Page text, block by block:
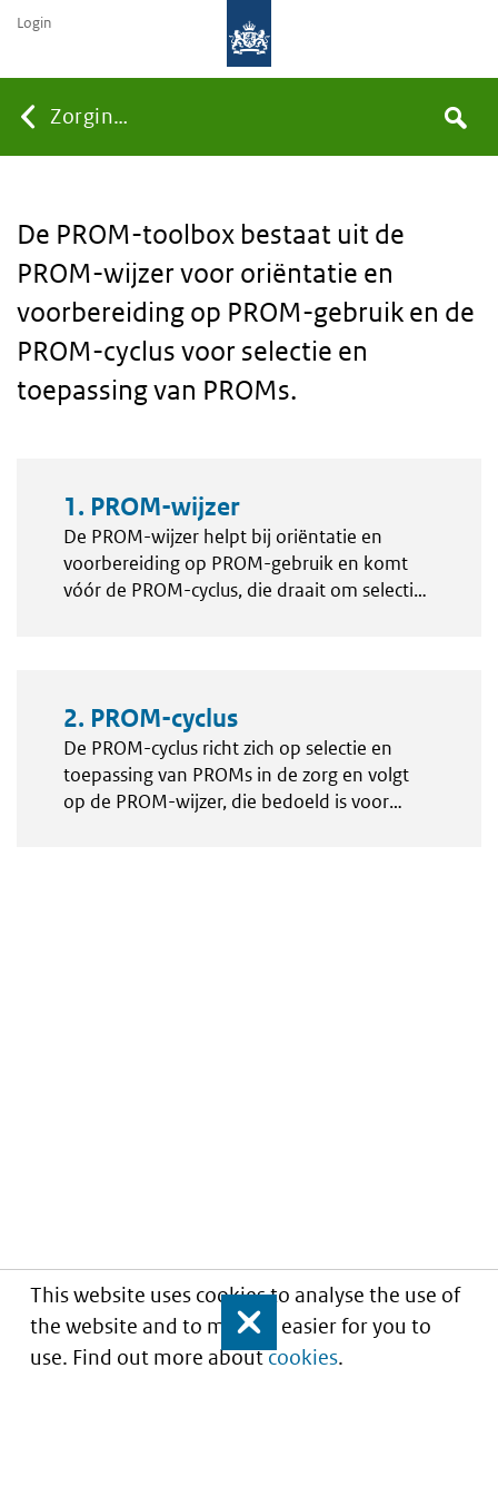
This website uses cookies to analyse the use of
the website and to make it easier for you to
use. Find out more aboutcookies.
Close
You
here:
Zorginzicht Search
Login
De PROM-toolbox bestaat uit de
PROM-wijzer voor oriëntatie en
voorbereiding op PROM-gebruik en de
PROM-cyclus voor selectie en
toepassing van PROMs.
Modules
1. PROM-wijzer
De PROM-wijzer helpt bij oriëntatie en
voorbereiding op PROM-gebruik en komt
vóór de PROM-cyclus, die draait om selectie
2. PROM-cyclus
De PROM-cyclus richt zich op selectie en
toepassing van PROMs in de zorg en volgt
op de PROM-wijzer, die bedoeld is voor